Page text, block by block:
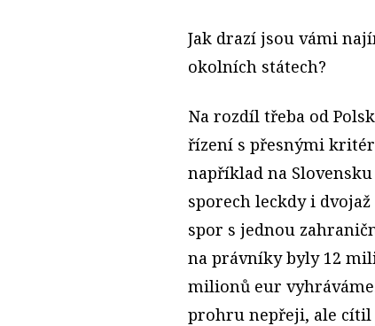
Jak drazí jsou vámi
okolních státech?
Na rozdíl třeba od
řízení s přesnými
například na
sporech leckdy i
spor s jednou
na právníky byly 12
milionů eur
prohru nepřeji, ale cítil